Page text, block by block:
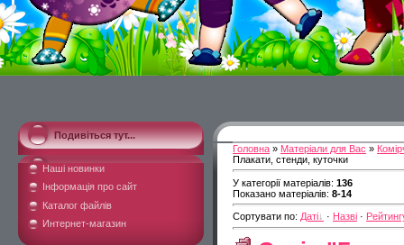
Подивіться тут...
Наші новинки
Інформація про сайт
Каталог файлів
Интернет-магазин
Головна » Матеріали для Вас »
Плакати, стенди, куточки
У категорії матеріалів: 136
Показано матеріалів: 8-14
Сортувати по: Даті · Назві ·